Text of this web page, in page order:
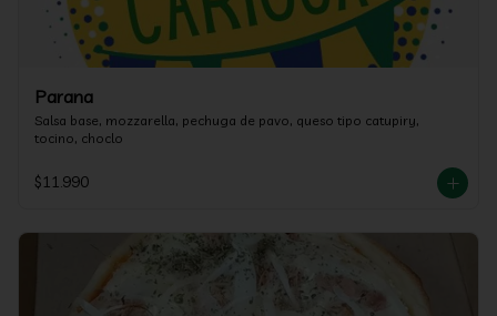
Parana
Salsa base, mozzarella, pechuga de pavo, queso tipo catupiry,
tocino, choclo
$11.990